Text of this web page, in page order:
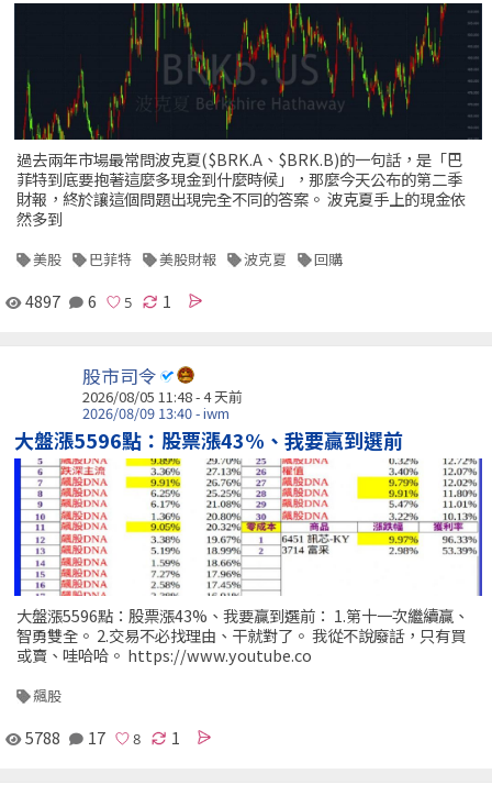
過去兩年市場最常問波克夏($BRK.A、$BRK.B)的一句話，是「巴
菲特到底要抱著這麼多現金到什麼時候」，那麼今天公布的第二季
財報，終於讓這個問題出現完全不同的答案。 波克夏手上的現金依
然多到
美股 巴菲特 美股財報 波克夏 回購
4897 6 1
股市司令
2026/08/05 11:48 - 4 天前
2026/08/09 13:40 - iwm
大盤漲5596點：股票漲43%、我要贏到選前
大盤漲5596點：股票漲43%、我要贏到選前： 1.第十一次繼續贏、
智勇雙全。 2.交易不必找理由、干就對了。 我從不說廢話，只有買
或賣、哇哈哈。 https://www.youtube.co
飆股
5788 17 1